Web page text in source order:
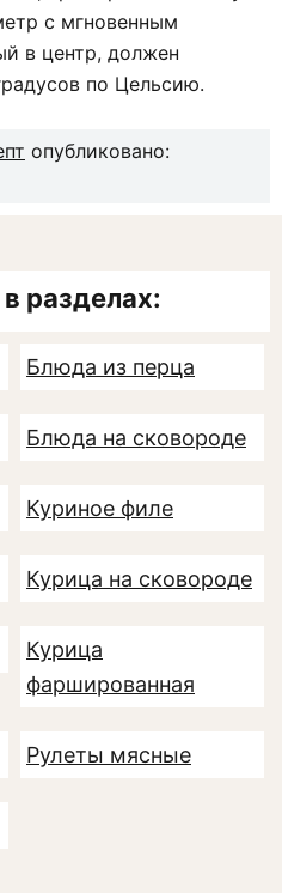
с мгновенным
в центр, должен
по Цельсию.
опубликовано:
разделах:
Блюда из перца
Блюда на сковороде
Куриное филе
Курица на сковороде
Курица
фаршированная
Рулеты мясные